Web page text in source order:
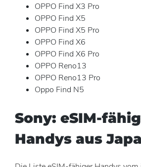
OPPO Find X3 Pro
OPPO Find X5
OPPO Find X5 Pro
OPPO Find X6
OPPO Find X6 Pro
OPPO Reno13
OPPO Reno13 Pro
Oppo Find N5
Sony: eSIM-
Handys aus